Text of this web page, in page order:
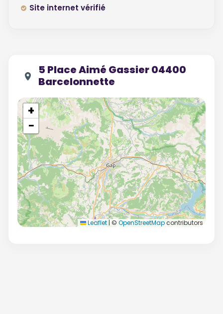
Site internet vérifié
5 Place Aimé Gassier 04400
Barcelonnette
+
−
Leaflet | © OpenStreetMapcontributors